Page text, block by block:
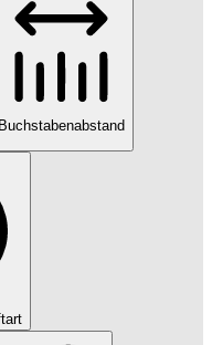
Buchstabenabstand